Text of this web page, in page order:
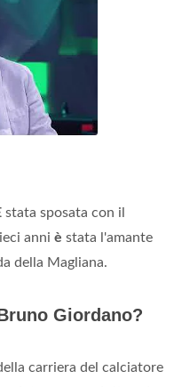
stata sposata con il
anni è stata l'amante
della Magliana.
Giordano?
carriera del calciatore